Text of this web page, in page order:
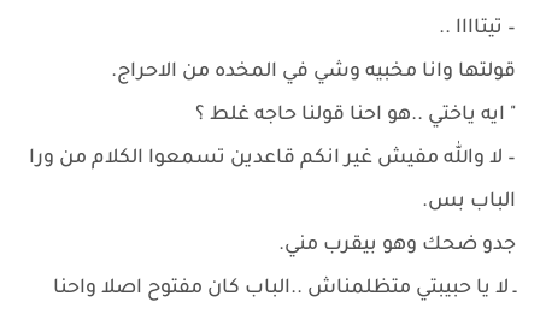
– تيتاااا ..
قولتها وانا مخبيه وشي في المخده من الاحراج.
" ايه ياختي ..هو احنا قولنا حاجه غلط ؟
– لا والله مفيش غير انكم قاعدين تسمعوا الكلام من ورا
الباب بس.
جدو ضحك وهو بيقرب مني.
ـ لا يا حبيبتي متظلمناش ..الباب كان مفتوح اصلا واحنا